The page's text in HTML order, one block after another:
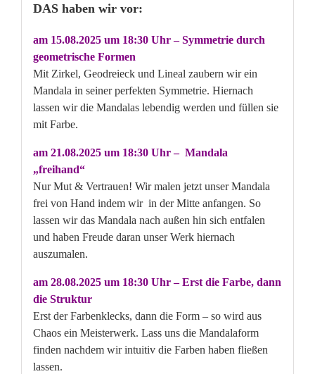
DAS haben wir vor:
am 15.08.2025 um 18:30 Uhr – Symmetrie durch
geometrische Formen
Mit Zirkel, Geodreieck und Lineal zaubern wir ein
Mandala in seiner perfekten Symmetrie. Hiernach
lassen wir die Mandalas lebendig werden und füllen sie
mit Farbe.
am 21.08.2025 um 18:30 Uhr – Mandala
„freihand“
Nur Mut & Vertrauen! Wir malen jetzt unser Mandala
frei von Hand indem wir in der Mitte anfangen. So
lassen wir das Mandala nach außen hin sich entfalen
und haben Freude daran unser Werk hiernach
auszumalen.
am 28.08.2025 um 18:30 Uhr – Erst die Farbe, dann
die Struktur
Erst der Farbenklecks, dann die Form – so wird aus
Chaos ein Meisterwerk. Lass uns die Mandalaform
finden nachdem wir intuitiv die Farben haben fließen
lassen.